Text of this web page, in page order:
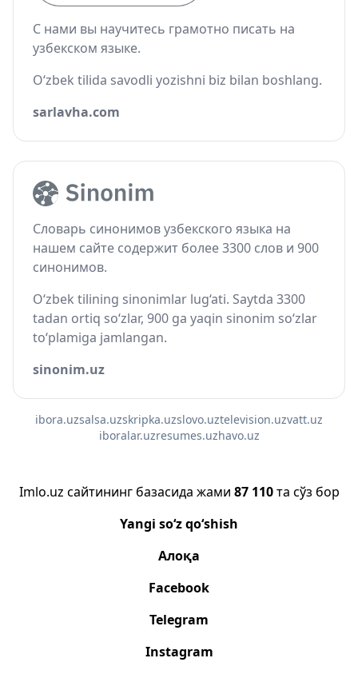
С нами вы научитесь грамотно писать на
узбекском языке.
O‘zbek tilida savodli yozishni biz bilan boshlang.
sarlavha.com
Словарь синонимов узбекского языка на
нашем сайте содержит более 3300 слов и 900
синонимов.
O‘zbek tilining sinonimlar lug‘ati. Saytda 3300
tadan ortiq so‘zlar, 900 ga yaqin sinonim so‘zlar
to‘plamiga jamlangan.
sinonim.uz
ibora.uzsalsa.uzskripka.uzslovo.uztelevision.uzvatt.uz
iboralar.uzresumes.uzhavo.uz
Imlo.uz сайтининг базасида жами 87 110та сўз бор
Yangi so‘z qo‘shish
Алоқа
Facebook
Telegram
Instagram